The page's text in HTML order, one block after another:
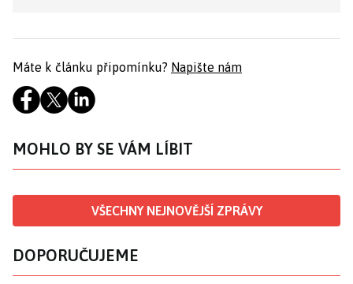
Máte k článku připomínku? Napište nám
MOHLO BY SE VÁM LÍBIT
VŠECHNY NEJNOVĚJŠÍ ZPRÁVY
DOPORUČUJEME